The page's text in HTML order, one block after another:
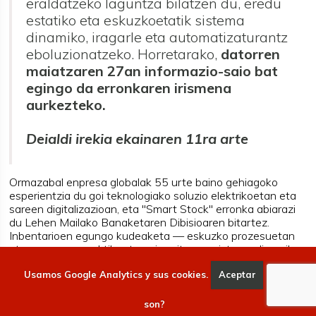
estatiko eta eskuzkoetatik sistema
dinamiko, iragarle eta automatizaturantz
eboluzionatzeko. Horretarako, datorren
maiatzaren 27an informazio-saio bat
egingo da erronkaren irismena
aurkezteko.
Deialdi irekia ekainaren 11ra arte
Ormazabal enpresa globalak 55 urte baino gehiagoko
esperientzia du goi teknologiako soluzio elektrikoetan eta
sareen digitalizazioan, eta "Smart Stock" erronka abiarazi
du Lehen Mailako Banaketaren Dibisioaren bitartez.
Inbentarioen egungo kudeaketa — eskuzko prozesuetan
eta prozesu erreaktiboetan oinarritua — sistema dinamiko,
iragarle eta automatizatu baterantz eraldatzea da
helburua. Proiektu pilotua epoxi-ko isolamendu-
elementuak fabrikatzeko unitatean garatuko da berariaz,
eskariaren egungo aldakortasunaren eta hornidura-kateko
Usamos Google Analytics y sus cookies. Aceptar
son?